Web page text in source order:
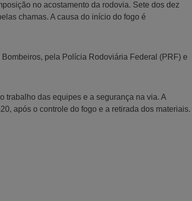
no acostamento da rodovia. Sete dos dez
chamas. A causa do início do fogo é
pela Polícia Rodoviária Federal (PRF) e
trabalho das equipes e a segurança na via. A
após o controle do fogo e a retirada dos materiais.